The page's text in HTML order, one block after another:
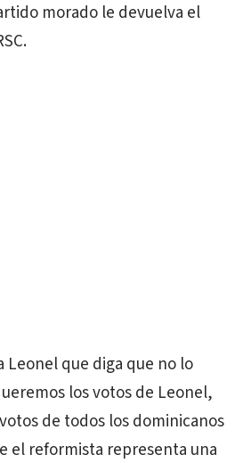
morado le devuelva el
Leonel que diga que no lo
los votos de Leonel,
de todos los dominicanos
el reformista representa una